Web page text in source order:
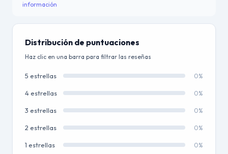
información
Distribución de puntuaciones
Haz clic en una barra para filtrar las reseñas
5 estrellas 0%
4 estrellas 0%
3 estrellas 0%
2 estrellas 0%
1 estrellas 0%